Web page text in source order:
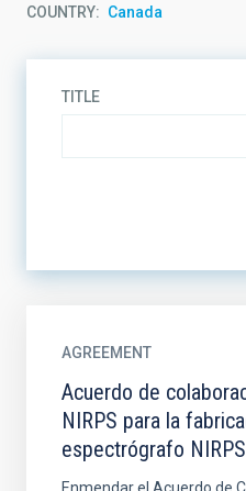
COUNTRY Canada
TITLE
AGREEMENT
Acuerdo de
NIRPS para la
espectrógrafo